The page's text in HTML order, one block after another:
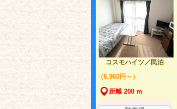
コスモハイツ／民泊
（6,960円～）
距離 200 m